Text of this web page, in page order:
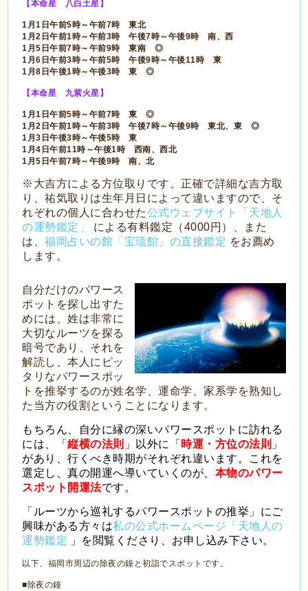
【本命星 八白土星】
1月1日午前5時～午前7時 東北
1月2日午前1時～午前3時 午後7時～午後9時 南、西
1月5日午前7時～午前9時 東南 ◎
1月6日午前3時～午前5時 午後9時～午後11時 東
1月8日午後1時～午後3時 東 ◎
【本命星 九紫火星】
1月1日午前5時～午前7時 東 ◎
1月2日午前1時～午前3時 午後7時～午後9時 東北、東 ◎
1月3日午後3時～午後5時 東
1月4日午前11時～午後1時 西南、西北
1月5日午前7時～午後9時 南、北
※大吉方による方位取りです。正確で詳細な吉方取
り、祐気取りは生年月日によって違いますので、そ
れぞれの個人に合わせた公式ウェブサイト「天地人
の運勢鑑定」
による有料鑑定（4000円）、また
は、福岡占いの館「宝琉館」の直接鑑定 をお薦め
します。
自分だけのパワース
ポットを探し出すた
めには、姓は非常に
大切なルーツを探る
暗号であり、それを
解読し、本人にピッ
タリなパワースポッ
トを推挙するのが姓名学、運命学、家系学を熟知し
た当方の役割ということになります。
もちろん、自分に縁の深いパワースポットに訪れる
には、「縦横の法則 」以外に「 時運・方位の法則 」
があり、行くべき時期がそれぞれ違います。これを
選定し、真の開運へ導いていくのが、 本物のパワー
スポット開運法です。
「ルーツから巡礼するパワースポットの推挙」にご
興味がある方々は私の公式ホームページ「天地人の
運勢鑑定 」を閲覧くださり、お申し込み下さい。
以下、福岡市周辺の除夜の鐘と初詣でスポットです。
■除夜の鐘